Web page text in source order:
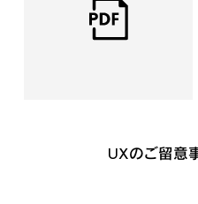
UXのご留意